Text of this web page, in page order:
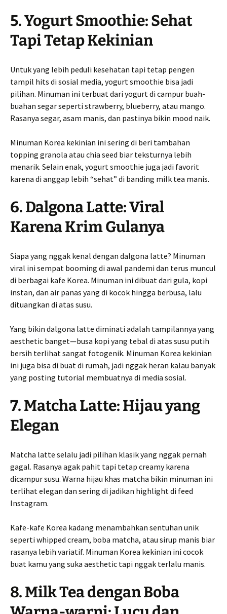
5. Yogurt Smoothie: Sehat
Tapi Tetap Kekinian
Untuk yang lebih peduli kesehatan tapi tetap pengen
tampil hits di sosial media, yogurt smoothie bisa jadi
pilihan. Minuman ini terbuat dari yogurt di campur buah-
buahan segar seperti strawberry, blueberry, atau mango.
Rasanya segar, asam manis, dan pastinya bikin mood naik.
Minuman Korea kekinian ini sering di beri tambahan
topping granola atau chia seed biar teksturnya lebih
menarik. Selain enak, yogurt smoothie juga jadi favorit
karena di anggap lebih “sehat” di banding milk tea manis.
6. Dalgona Latte: Viral
Karena Krim Gulanya
Siapa yang nggak kenal dengan dalgona latte? Minuman
viral ini sempat booming di awal pandemi dan terus muncul
di berbagai kafe Korea. Minuman ini dibuat dari gula, kopi
instan, dan air panas yang di kocok hingga berbusa, lalu
dituangkan di atas susu.
Yang bikin dalgona latte diminati adalah tampilannya yang
aesthetic banget—busa kopi yang tebal di atas susu putih
bersih terlihat sangat fotogenik. Minuman Korea kekinian
ini juga bisa di buat di rumah, jadi nggak heran kalau banyak
yang posting tutorial membuatnya di media sosial.
7. Matcha Latte: Hijau yang
Elegan
Matcha latte selalu jadi pilihan klasik yang nggak pernah
gagal. Rasanya agak pahit tapi tetap creamy karena
dicampur susu. Warna hijau khas matcha bikin minuman ini
terlihat elegan dan sering di jadikan highlight di feed
Instagram.
Kafe-kafe Korea kadang menambahkan sentuhan unik
seperti whipped cream, boba matcha, atau sirup manis biar
rasanya lebih variatif. Minuman Korea kekinian ini cocok
buat kamu yang suka aesthetic tapi nggak terlalu manis.
8. Milk Tea dengan Boba